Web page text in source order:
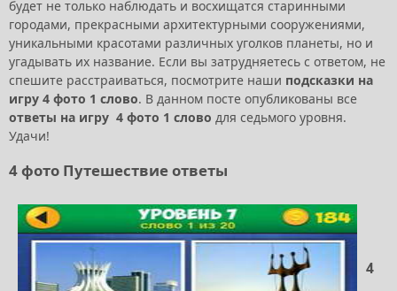
будет не только наблюдать и восхищатся старинными
городами, прекрасными архитектурными сооружениями,
уникальными красотами различных уголков планеты, но и
угадывать их название. Если вы затрудняетесь с ответом, не
спешите расстраиваться, посмотрите наши подсказки на
игру 4 фото 1 слово. В данном посте опубликованы все
ответы на игру 4 фото 1 слово для седьмого уровня.
Удачи!
4 фото Путешествие ответы
4